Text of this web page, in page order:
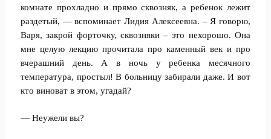
комнате прохладно и прямо сквозняк, а ребенок лежит
раздетый, — вспоминает Лидия Алексеевна. – Я говорю,
Варя, закрой форточку, сквозняки – это нехорошо. Она
мне целую лекцию прочитала про каменный век и про
вчерашний день. А в ночь у ребенка месячного
температура, простыл! В больницу забирали даже. И вот
кто виноват в этом, угадай?
— Неужели вы?